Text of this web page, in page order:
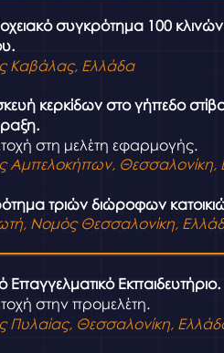
συγκρότημα 100
Καβάλας, Ελλάδα
κερκίδων στο γήπεδο
στη μελέτη εφαρμογής.
Αμπελοκήπων, Θεσσαλονίκη,
τριών διώροφων
Νομός Θεσσαλονίκη,
Επαγγελματικό Εκπαιδευτήριο.
στην προμελέτη.
Πυλαίας, Θεσσαλονίκη,